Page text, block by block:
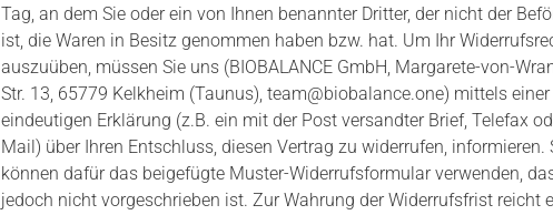
Tag, an dem Sie oder ein von Ihnen benannter Dritter, der nicht der
ist, die Waren in Besitz genommen haben bzw. hat. Um Ihr
auszuüben, müssen Sie uns (BIOBALANCE GmbH, Margarete-von-
Str. 13, 65779 Kelkheim (Taunus), team@biobalance.one) mittels einer
eindeutigen Erklärung (z.B. ein mit der Post versandter Brief, Telefax
Mail) über Ihren Entschluss, diesen Vertrag zu widerrufen, informieren.
können dafür das beigefügte Muster-Widerrufsformular verwenden,
jedoch nicht vorgeschrieben ist. Zur Wahrung der Widerrufsfrist reicht